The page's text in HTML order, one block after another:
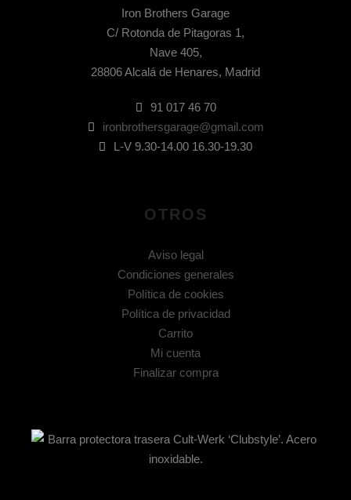
Iron Brothers Garage
C/ Rotonda de Pitagoras 1,
Nave 405,
28806 Alcalá de Henares, Madrid
91 017 46 70
ironbrothersgarage@gmail.com
L-V 9.30-14.00 16.30-19.30
OTROS
Aviso legal
Condiciones generales
Política de cookies
Política de privacidad
Carrito
Mi cuenta
Finalizar compra